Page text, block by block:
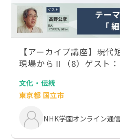
【アーカイブ講座】現
現場からⅡ（8）ゲスト
文化・伝統
東京都 国立市
NHK学園オンライン通